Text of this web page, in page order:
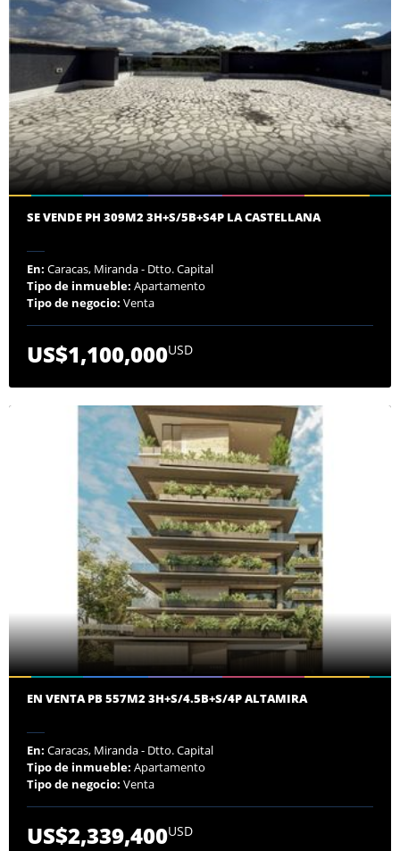
SE VENDE PH 309M2 3H+S/5B+S4P LA CASTELLANA
En: Caracas, Miranda - Dtto. Capital
Tipo de inmueble: Apartamento
Tipo de negocio: Venta
US$1,100,000USD
EN VENTA PB 557M2 3H+S/4.5B+S/4P ALTAMIRA
En: Caracas, Miranda - Dtto. Capital
Tipo de inmueble: Apartamento
Tipo de negocio: Venta
US$2,339,400USD